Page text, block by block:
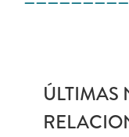
ÚLTIMAS